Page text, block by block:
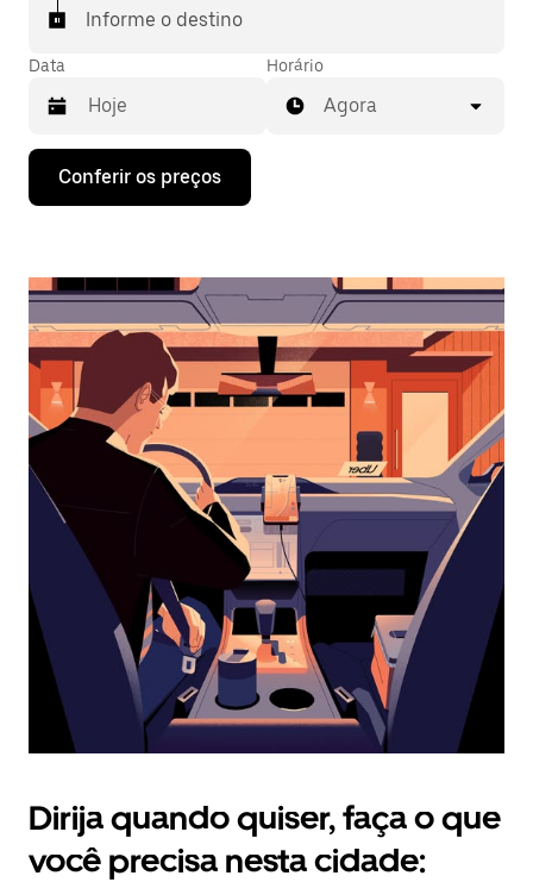
Informe o destino
Data
Pressione
seta
interagir
o
calendário
selecionar
uma
data.
Pressione
a
tecla
“ESC”
o
calendário.
Horário
Agora
Conferir os preços
Dirija quando quiser, faça o que
você precisa nesta cidade: